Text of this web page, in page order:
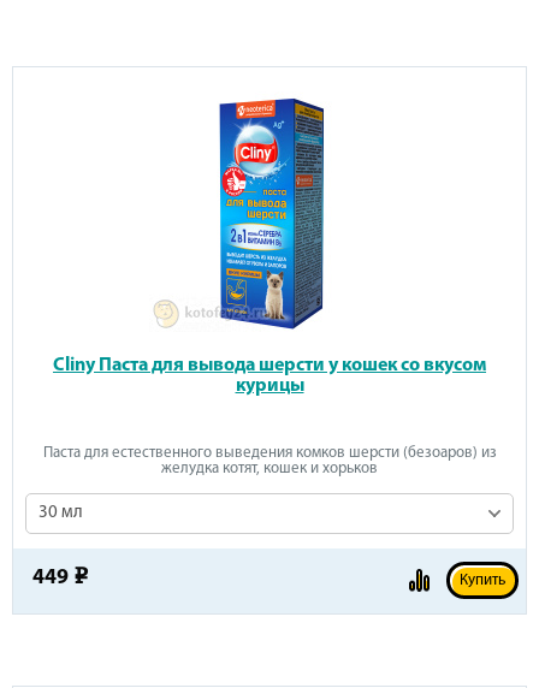
Cliny Паста для вывода шерсти у кошек со вкусом
курицы
Паста для естественного выведения комков шерсти (безоаров) из
желудка котят, кошек и хорьков
30 мл
449 e Купить